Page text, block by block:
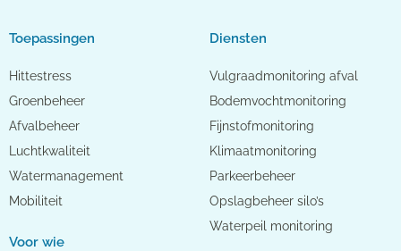
Toepassingen
Hittestress
Groenbeheer
Afvalbeheer
Luchtkwaliteit
Watermanagement
Mobiliteit
Voor wie
Diensten
Vulgraadmonitoring afval
Bodemvochtmonitoring
Fijnstofmonitoring
Klimaatmonitoring
Parkeerbeheer
Opslagbeheer silo’s
Waterpeil monitoring